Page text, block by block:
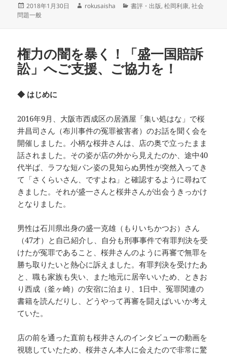
投
稿
2018年1月30日
作
rokusaisha
カ
書評・出版,松岡利康,社会
問題一般
権力の闇を暴く！「盛一国賠訴
訟」へご支援、ご協力を！
◆ はじめに
2016年9月、大阪市西成区の居酒屋「集い処はな」で桜
井昌司さん（布川事件の冤罪被害者）のお話を聞く会を
開催しました。小柄な桜井さんは、店の奥で立ったまま
話されました。その姿が店の外から見えたのか、途中40
代半ば、ラフな短パン姿の見知らぬ男性が突然入ってき
て「さくらいさん、ですよね」と確認するように尋ねて
きました。それが盛一さんと桜井さんが出会うきっかけ
となりました。
男性は石川県出身の盛一克雄（もりいちかつお）さん
（47才）と自己紹介し、自分も刑事事件で有罪判決を受
けたが冤罪であること、桜井さんのように再審で無罪を
勝ち取りたいと熱心に訴えました。有罪判決を受けたあ
と、職も家族も失い、また地元に居辛いいため、ときお
り西成（釜ヶ崎）の安宿に泊まり、1日中、冤罪関連の
書籍を読んだりし、どうやって再審を闘えばいいか考え
ていた。
店の前を通った直前も桜井さんのインタビューの動画を
視聴していたため、桜井さん本人に会えたので非常に驚